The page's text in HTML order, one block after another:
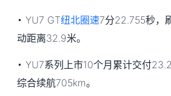
• YU7 GT纽北圈速7分22.755秒，
动距离32.9米。
• YU7系列上市10个月累计交付
综合续航705km。